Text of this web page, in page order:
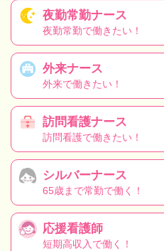
夜勤常勤ナース
夜勤常勤で働きたい！
外来ナース
外来で働きたい！
訪問看護ナース
訪問看護で働きたい！
シルバーナース
65歳まで常勤で働く！
応援看護師
短期高収入で働く！